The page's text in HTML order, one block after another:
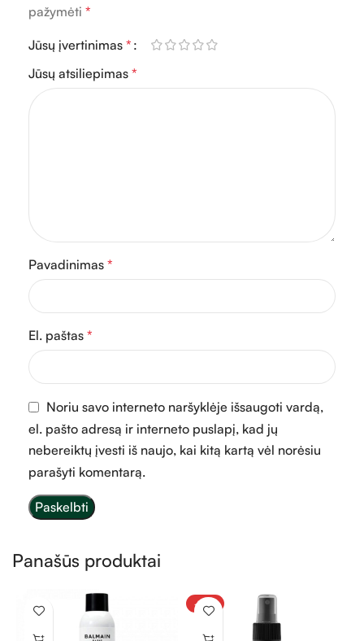
pažymėti *
Jūsų įvertinimas *
Jūsų atsiliepimas *
Pavadinimas *
El. paštas *
Noriu savo interneto naršyklėje išsaugoti vardą,
el. pašto adresą ir interneto puslapį, kad jų
nebereiktų įvesti iš naujo, kai kitą kartą vėl norėsiu
parašyti komentarą.
Panašūs produktai
-30%